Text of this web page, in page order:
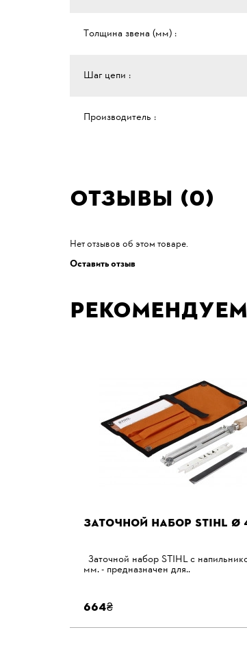
Толщина звена (мм) :
Шаг цепи :
Производитель :
Отзывы (0)
Нет отзывов об этом товаре.
Оставить отзыв
ЗАТОЧНОЙ НАБОР STIHL Ø
Заточной набор STIHL с
мм. - предназначен для..
664₴